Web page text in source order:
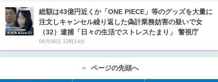
総額は43億円近くか「ONE PIECE」等のグッズを大量に
注文しキャンセル繰り返した偽計業務妨害の疑いで女
（32）逮捕「日々の生活でストレスたまり」 警視庁
08月06日 12時14分
ページの先頭へ